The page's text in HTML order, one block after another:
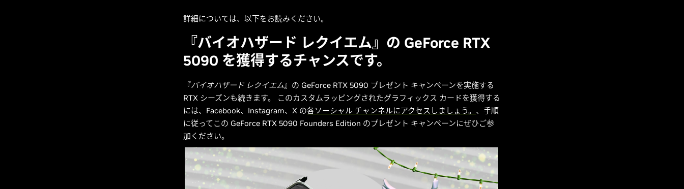
詳細については、以下をお読みください。
『バイオハザード レクイエム』の GeForce RTX
5090 を獲得するチャンスです。
『バイオハザード レクイエム』の GeForce RTX 5090 プレゼント キャンペーンを実施する
RTX シーズンも続きます。 このカスタムラッピングされたグラフィックス カードを獲得する
には、Facebook、Instagram、X の各ソーシャル チャンネルにアクセスしましょう。 、手順
に従ってこの GeForce RTX 5090 Founders Edition のプレゼント キャンペーンにぜひご参
加ください。